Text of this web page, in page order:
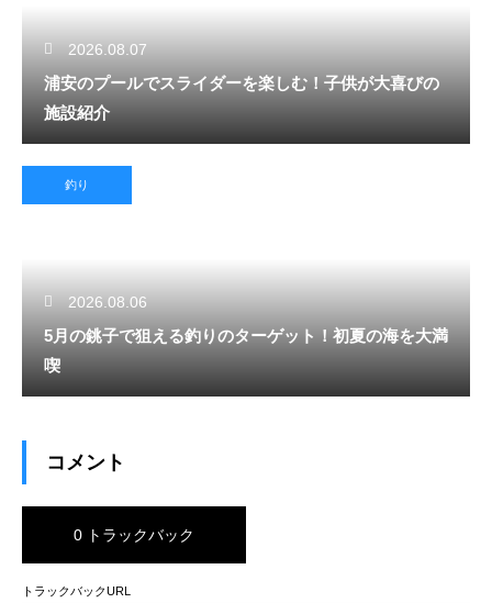
2026.08.07
浦安のプールでスライダーを楽しむ！子供が大喜びの
施設紹介
釣り
2026.08.06
5月の銚子で狙える釣りのターゲット！初夏の海を大満
喫
コメント
0 トラックバック
トラックバックURL